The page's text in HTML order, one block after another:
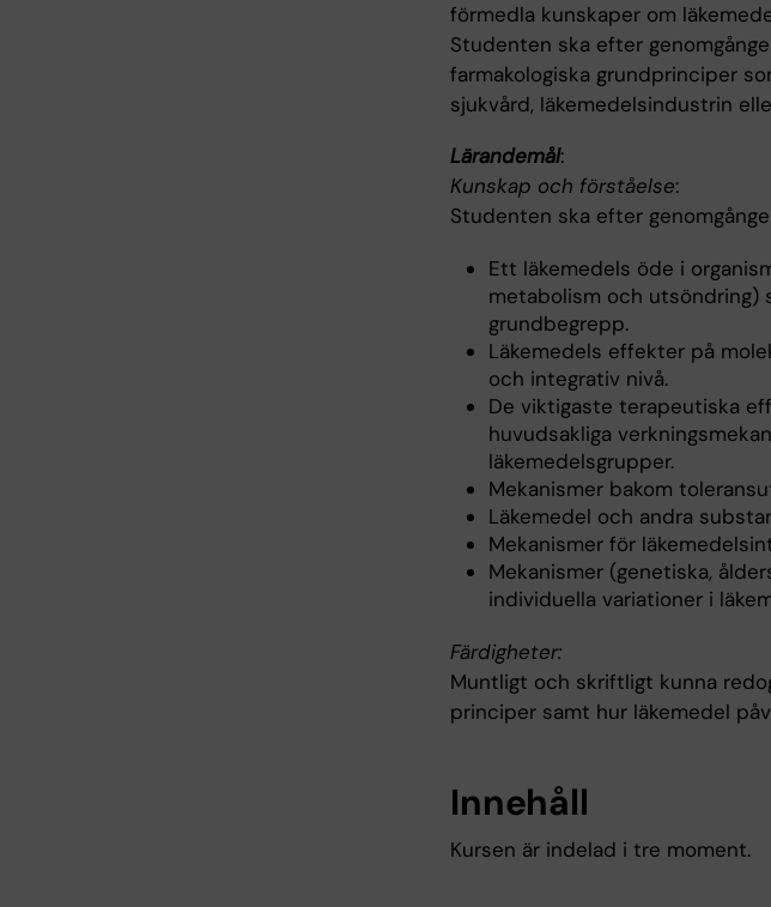
förmedla kunskaper om
Studenten ska efter
farmakologiska grundprinciper
sjukvård, läkemedelsindustrin
Lärandemål:
Kunskap och förståelse:
Studenten ska efter
Ett läkemedels öde i
metabolism och utsöndring)
grundbegrepp.
Läkemedels effekter på
och integrativ nivå.
De viktigaste terapeutiska
huvudsakliga
läkemedelsgrupper.
Mekanismer bakom
Läkemedel och andra
Mekanismer för
Mekanismer (genetiska,
individuella variationer i
Färdigheter:
Muntligt och skriftligt kunna
principer samt hur läkemedel
Innehåll
Kursen är indelad i tre moment.